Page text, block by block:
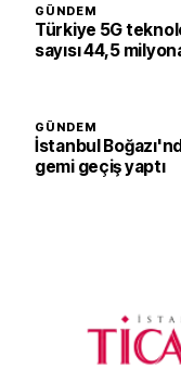
GÜNDEM
Türkiye 5G
sayısı 44,5
GÜNDEM
İstanbul
gemi geçiş yaptı